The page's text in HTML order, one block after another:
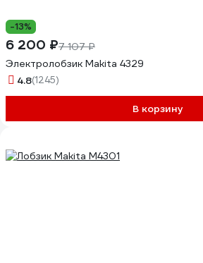
-13%
6 200 ₽7 107 ₽
Электролобзик Makita 4329
4.8(1245)
В корзину